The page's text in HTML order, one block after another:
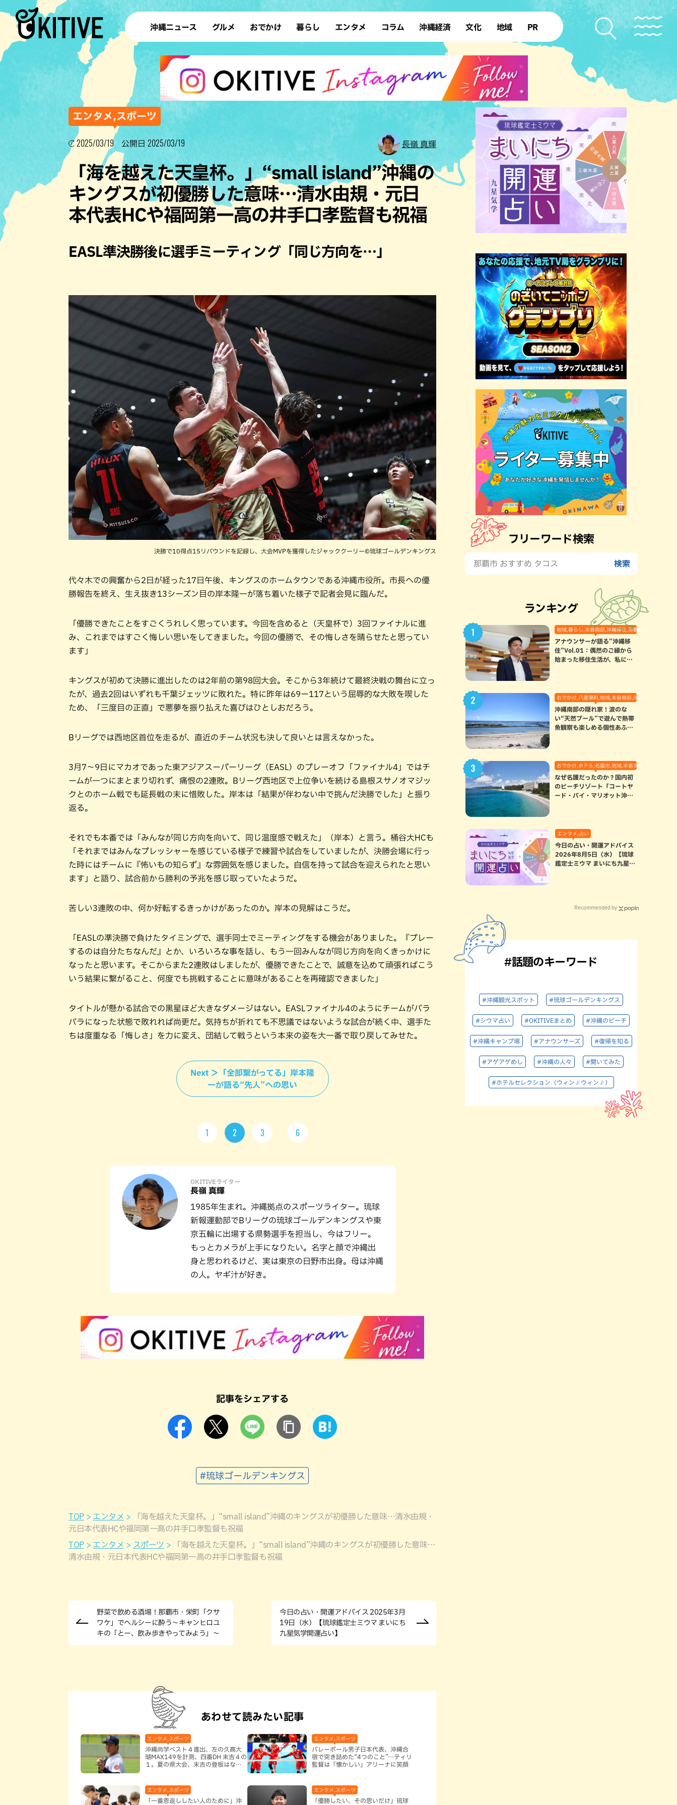
沖縄ニュース グルメ
ラーメン 沖縄そば
テイクアウト カフェ
すし・魚料理 和食・日本料理
ステーキ・焼肉 焼鳥・串料理
その他の肉料理 居酒屋・バー
ブッフェ・バイキング スイーツ
ハンバーガー タコス・タコライス
おでかけ
デート ドライブ
散歩 ソロ活
サウナ 公園
沖縄の海
暮らし
レシピ SDGs
ファッション ローカルニュース
沖縄移住 沖縄旧暦行事
エンタメ
スポーツ 占い
タレント・芸人 テレビ
コラム 沖縄経済 文化
復帰50年
地域
本島北部
本島南部 先島諸島
北部離島
PR
エンタメ,スポーツ
2025/03/19 公開日 2025/03/19 長嶺 真輝
「海を越えた天皇杯。」“small island”沖縄の
キングスが初優勝した意味…清水由規・元日
本代表HCや福岡第一高の井手口孝監督も祝福
EASL準決勝後に選手ミーティング「同じ方向を…」
決勝で10得点15リバウンドを記録し、大会MVPを獲得したジャッククーリー©琉球ゴールデンキングス
代々木での興奮から2日が経った17日午後、キングスのホームタウンである沖縄市役所。市長への優
勝報告を終え、生え抜き13シーズン目の岸本隆一が落ち着いた様子で記者会見に臨んだ。
「優勝できたことをすごくうれしく思っています。今回を含めると（天皇杯で）3回ファイナルに進
み、これまではすごく悔しい思いをしてきました。今回の優勝で、その悔しさを晴らせたと思ってい
ます」
キングスが初めて決勝に進出したのは2年前の第98回大会。そこから3年続けて最終決戦の舞台に立っ
たが、過去2回はいずれも千葉ジェッツに敗れた。特に昨年は69ー117という屈辱的な大敗を喫した
ため、「三度目の正直」で悪夢を振り払えた喜びはひとしおだろう。
Bリーグでは西地区首位を走るが、直近のチーム状況も決して良いとは言えなかった。
3月7〜9日にマカオであった東アジアスーパーリーグ（EASL）のプレーオフ「ファイナル4」ではチ
ームが一つにまとまり切れず、痛恨の2連敗。Bリーグ西地区で上位争いを続ける島根スサノオマジッ
クとのホーム戦でも延長戦の末に惜敗した。岸本は「結果が伴わない中で挑んだ決勝でした」と振り
返る。
それでも本番では「みんなが同じ方向を向いて、同じ温度感で戦えた」（岸本）と言う。桶谷大HCも
「それまではみんなプレッシャーを感じている様子で練習や試合をしていましたが、決勝会場に行っ
た時にはチームに『怖いもの知らず』な雰囲気を感じました。自信を持って試合を迎えられたと思い
ます」と語り、試合前から勝利の予兆を感じ取っていたようだ。
苦しい3連敗の中、何か好転するきっかけがあったのか。岸本の見解はこうだ。
「EASLの準決勝で負けたタイミングで、選手同士でミーティングをする機会がありました。『プレー
するのは自分たちなんだ』とか、いろいろな事を話し、もう一回みんなが同じ方向を向くきっかけに
なったと思います。そこからまた2連敗はしましたが、優勝できたことで、誠意を込めて頑張ればこう
いう結果に繋がること、何度でも挑戦することに意味があることを再確認できました」
タイトルが懸かる試合での黒星ほど大きなダメージはない。EASLファイナル4のようにチームがバラ
バラになった状態で敗れれば尚更だ。気持ちが折れても不思議ではないような試合が続く中、選手た
ちは度重なる「悔しさ」を力に変え、団結して戦うという本来の姿を大一番で取り戻してみせた。
Next ＞「全部繋がってる」岸本隆
一が語る“先人”への思い
1 2 3 6
OKITIVEライター
長嶺 真輝
1985年生まれ。沖縄拠点のスポーツライター。琉球
新報運動部でBリーグの琉球ゴールデンキングスや東
京五輪に出場する県勢選手を担当し、今はフリー。
もっとカメラが上手になりたい。名字と顔で沖縄出
身と思われるけど、実は東京の日野市出身。母は沖縄
の人。ヤギ汁が好き。
記事をシェアする
#琉球ゴールデンキングス
TOP エンタメ
「海を越えた天皇杯。」“small island”沖縄のキングスが初優勝した意味…清水由規・
元日本代表HCや福岡第一高の井手口孝監督も祝福
TOP
エンタメ スポーツ
「海を越えた天皇杯。」“small island”沖縄のキングスが初優勝した意味…
清水由規・元日本代表HCや福岡第一高の井手口孝監督も祝福
野菜で飲める酒場！那覇市・栄町「クサ
ワケ」でヘルシーに酔う～キャンヒロユ
キの「とー、飲み歩きやってみよう」〜
今日の占い・開運アドバイス 2025年3月
19日（水）【琉球鑑定士ミウマ まいにち
九星気学開運占い】
あわせて読みたい記事
エンタメ,スポーツ
沖縄尚学ベスト４進出、左の久髙大
瑚MAX149を計測、四番DH 末吉４の
１。夏の県大会、末吉の登板はなし
エンタメ,スポーツ
バレーボール男子日本代表、沖縄合
宿で突き詰めた“4つのこと”…ティリ
監督は「懐かしい」アリーナに笑顔
エンタメ,スポーツ
「一番恩返ししたい人のために」沖
エンタメ,スポーツ
「優勝したい、その思いだけ」琉球
フリーワード検索
ランキング
地域,暮らし,本島南部,沖縄移住,那覇市
アナウンサーが語る”沖縄移
住”Vol.01：偶然のご縁から
始まった移住生活が、私にと
おでかけ,八重瀬町,地域,本島南部,沖縄の海,自然
沖縄南部の隠れ家！波のな
い“天然プール”で遊んで熱帯
魚観察も楽しめる個性あふれ
おでかけ,ホテル,名護市,地域,本島北部
なぜ名護だったのか？国内初
のビーチリゾート「コートヤ
ード・バイ・マリオット沖縄
エンタメ,占い
今日の占い・開運アドバイス
2026年8月5日（水）【琉球
鑑定士ミウマ まいにち九星気
Recommended by
#話題のキーワード
#沖縄観光スポット #琉球ゴールデンキングス
#シウマ占い #OKITIVEまとめ #沖縄のビーチ
#沖縄キャンプ場 #アナウンサーズ #復帰を知る
#アゲアゲめし #沖縄の人々 #聞いてみた
#ホテルセレクション（ウィン♪ウィン♪）